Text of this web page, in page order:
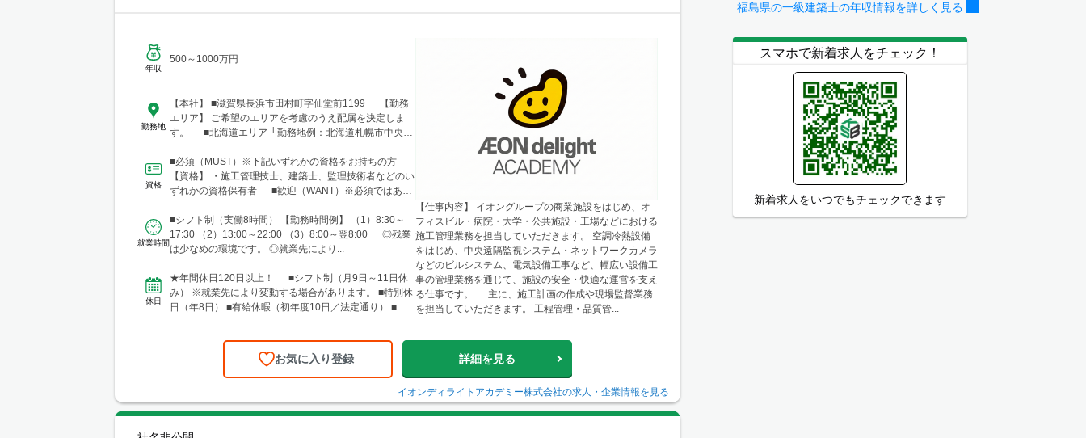
年収
500～1000万円
勤務地
【本社】 ■滋賀県長浜市田村町字仙堂前1199 【勤務
エリア】 ご希望のエリアを考慮のうえ配属を決定しま
す。 ■北海道エリア └勤務地例：北海道札幌市中央区
市宮城野区榴岡3-4-1 ■北陸信越エリア └勤務地例：
新潟県新潟市中央区笹口1-2 ■関東エリア └勤務地
例：東京都千代田区神田錦町1-1-1 ■東海エリア └勤
■関西エリア └勤務地例：大阪府大阪市中央区南船場2-
3-2 ■中国・四国エリア └勤務地例：広島県広島市南
区段原南1-3-52 ■九州エリア └勤務地例：福岡県福岡
担当いただく際、現場によっては、自宅または現場付近
のホテルから直行直帰をお願いする場合があります。
資格
■必須（MUST）※下記いずれかの資格をお持ちの方
【資格】 ・施工管理技士、建築士、監理技術者などのい
ずれかの資格保有者 ■歓迎（WANT）※必須ではあり
就業時間
■シフト制（実働8時間） 【勤務時間例】 （1）8:30～
17:30 （2）13:00～22:00 （3）8:00～翌8:00 ◎残業
は少なめの環境です。 ◎就業先により...
休日
★年間休日120日以上！ ■シフト制（月9日～11日休
み） ※就業先により変動する場合があります。 ■特別休
日（年8日） ■有給休暇（初年度10日／法定通り） ■慶
【仕事内容】 イオングループの商業施設をはじめ、オ
フィスビル・病院・大学・公共施設・工場などにおける
施工管理業務を担当していただきます。 空調冷熱設備
をはじめ、中央遠隔監視システム・ネットワークカメラ
などのビルシステム、電気設備工事など、幅広い設備工
事の管理業務を通じて、施設の安全・快適な運営を支え
る仕事です。 主に、施工計画の作成や現場監督業務
を担当していただきます。 工程管理・品質管...
お気に入り登録 詳細を見る
イオンディライトアカデミー株式会社の求人・企業情報を見る
福島県の一級建築士の年収情報を詳しく見る
スマホで新着求人をチェック！
新着求人をいつでもチェックできます